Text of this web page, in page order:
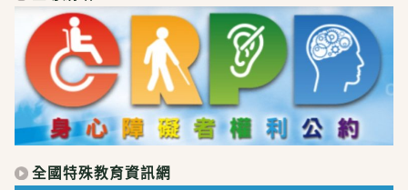
全國特殊教育資訊網